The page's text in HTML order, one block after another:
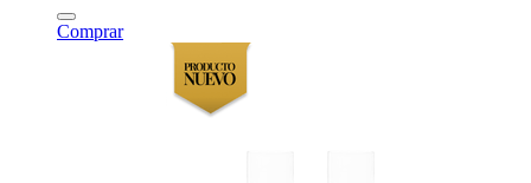
Comprar